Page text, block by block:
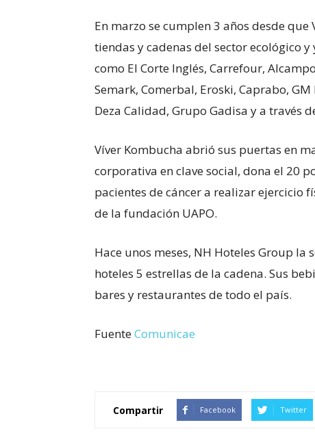
En marzo se cumplen 3 años desde
tiendas y cadenas del sector ecológico
como El Corte Inglés, Carrefour,
Semark, Comerbal, Eroski, Caprabo,
Deza Calidad, Grupo Gadisa y a través
Víver Kombucha abrió sus puertas en
corporativa en clave social, dona el 20
pacientes de cáncer a realizar ejercicio
de la fundación UAPO.
Hace unos meses, NH Hoteles Group
hoteles 5 estrellas de la cadena. Sus
bares y restaurantes de todo el país.
FuenteComunicae
Compartir Facebook Twitter